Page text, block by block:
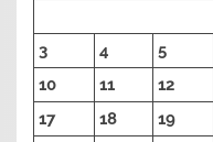
3
4 5
10
11 12
17
18 19